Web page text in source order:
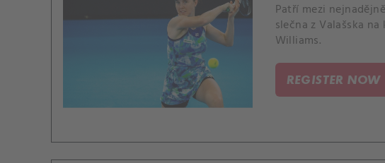
Patří mezi
slečna z Valašska
Williams.
REGISTER NOW